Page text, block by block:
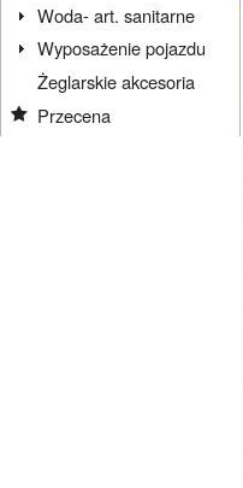
Woda- art. sanitarne
Wyposażenie pojazdu
Żeglarskie akcesoria
Przecena